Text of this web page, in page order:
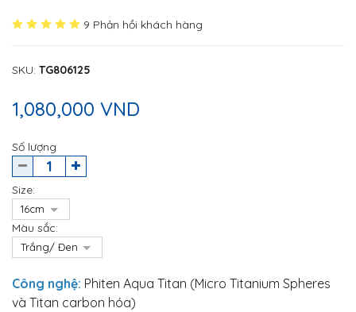
9 Phản hồi khách hàng
SKU: TG806125
1,080,000 VND
Số lượng
Size:
Màu sắc:
Công nghệ: Phiten Aqua Titan (Micro Titanium Spheres
và Titan carbon hóa)